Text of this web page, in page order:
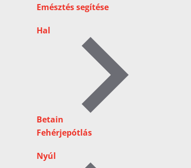
Emésztés segítése
Hal
Betain
Fehérjepótlás
Nyúl